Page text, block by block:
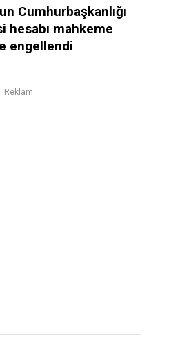
Cumhurbaşkanlığı
hesabı mahkeme
engellendi
Reklam